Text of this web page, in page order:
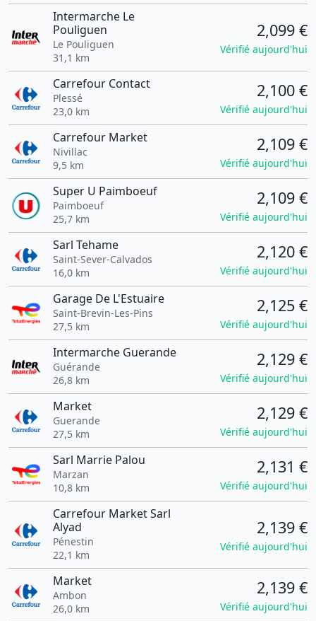
Intermarche Le
Pouliguen
Le Pouliguen
31,1 km
2,099 €
Vérifié aujourd'hui
Carrefour Contact
Plessé
23,0 km
2,100 €
Vérifié aujourd'hui
Carrefour Market
Nivillac
9,5 km
2,109 €
Vérifié aujourd'hui
Super U Paimboeuf
Paimboeuf
25,7 km
2,109 €
Vérifié aujourd'hui
Sarl Tehame
Saint-Sever-Calvados
16,0 km
2,120 €
Vérifié aujourd'hui
Garage De L'Estuaire
Saint-Brevin-Les-Pins
27,5 km
2,125 €
Vérifié aujourd'hui
Intermarche Guerande
Guérande
26,8 km
2,129 €
Vérifié aujourd'hui
Market
Guerande
27,5 km
2,129 €
Vérifié aujourd'hui
Sarl Marrie Palou
Marzan
10,8 km
2,131 €
Vérifié aujourd'hui
Carrefour Market Sarl
Alyad
Pénestin
22,1 km
2,139 €
Vérifié aujourd'hui
Market
Ambon
26,0 km
2,139 €
Vérifié aujourd'hui